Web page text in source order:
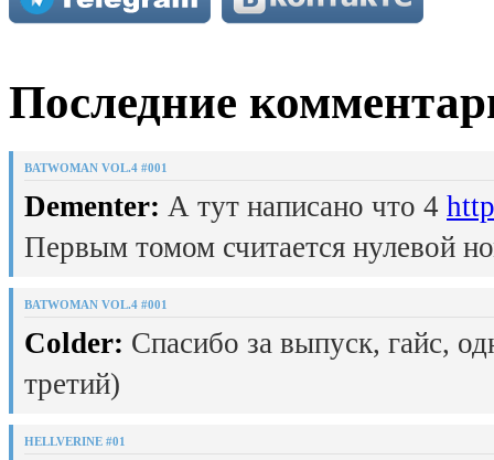
Последние
BATWOMAN VOL.4 #001
Dementer: А тут написано что 4
Первым томом считается нулевой
BATWOMAN VOL.4 #001
Colder: Спасибо за выпуск, гайс,
третий)
HELLVERINE #01